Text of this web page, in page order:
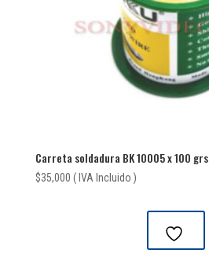
Carreta soldadura BK 10005 x 100 grs
$35,000 ( IVA Incluido )